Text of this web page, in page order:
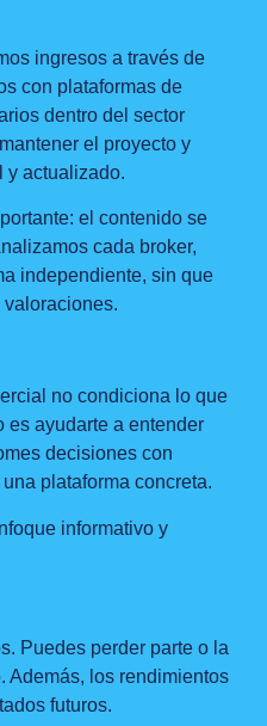
ingresos a través de
con plataformas de
dentro del sector
el proyecto y
y actualizado.
el contenido se
cada broker,
independiente, sin que
no condiciona lo que
es ayudarte a entender
decisiones con
plataforma concreta.
informativo y
Puedes perder parte o la
Además, los rendimientos
futuros.